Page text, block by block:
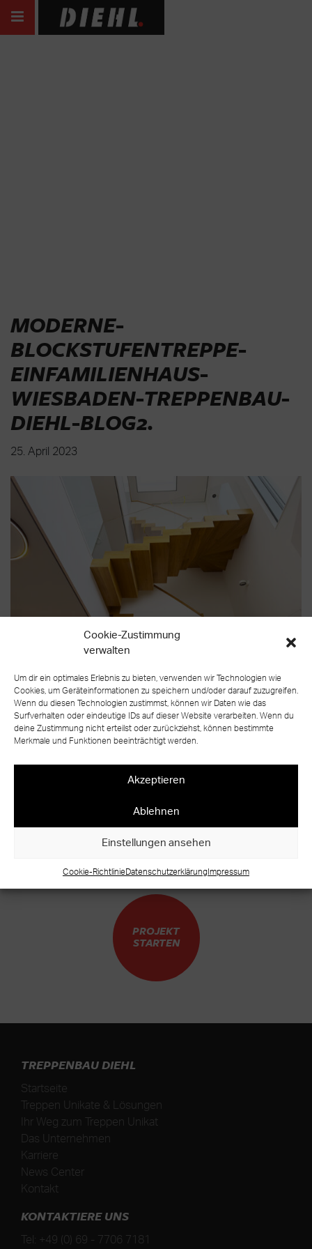
Cookie-Zustimmung
verwalten
Um dir ein optimales Erlebnis zu bieten, verwenden wir Technologien wie
Cookies, um Geräteinformationen zu speichern und/oder darauf zuzugreifen.
Wenn du diesen Technologien zustimmst, können wir Daten wie das
Surfverhalten oder eindeutige IDs auf dieser Website verarbeiten. Wenn du
deine Zustimmung nicht erteilst oder zurückziehst, können bestimmte
Merkmale und Funktionen beeinträchtigt werden.
Akzeptieren
Ablehnen
Einstellungen ansehen
Cookie-RichtlinieDatenschutzerklärungImpressum
MODERNE-
BLOCKSTUFENTREPPE-
EINFAMILIENHAUS-
WIESBADEN-TREPPENBAU-
DIEHL-BLOG2.
25. April 2023
BEREIT FÜR IHR EIGENES TREPPEN
WARUM WARTEN?
PROJEKT
STARTEN
TREPPENBAU DIEHL
Startseite
Treppen Unikate & Lösungen
Ihr Weg zum Treppen Unikat
Das Unternehmen
Karriere
News Center
Kontakt
KONTAKTIERE UNS
Tel: +49 (0) 69 - 7706 7181